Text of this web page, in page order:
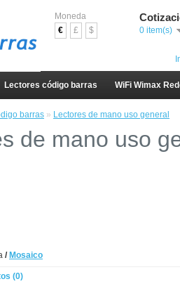
Moneda
€
£ $ 0 item(s)
Lectores código barras WiFi Wimax
barras » Lectores de mano uso general
de mano uso
/ Mosaico
(0)